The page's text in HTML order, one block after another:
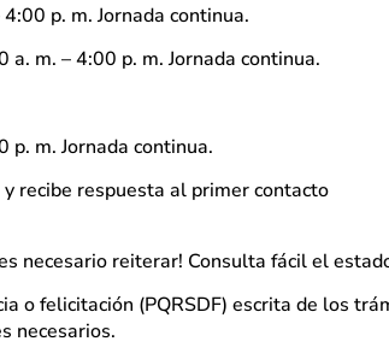
p. m. Jornada continua.
a. m. – 4:00 p. m. Jornada continua.
p. m. Jornada continua.
recibe respuesta al primer contacto
necesario reiterar! Consulta fácil el
o felicitación (PQRSDF) escrita de los
necesarios.